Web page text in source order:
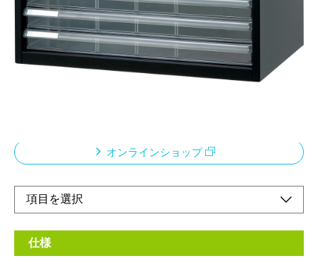
¥19,800+ 税
書類や小物の収納のベストツール。「グリーン購入法」適合。環
境に配慮した設計となっています。カラー分類ができるタイトル
シール付きです。シールは5色の使い分けができます。仕切り板
オンラインショップ
仕様